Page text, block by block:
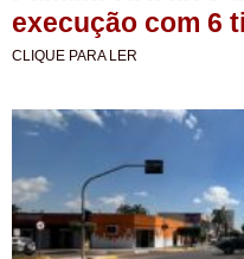
execução com 6
CLIQUE PARA LER